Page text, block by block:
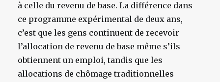
à celle du revenu de base. La différence dans
ce programme expérimental de deux ans,
c’est que les gens continuent de recevoir
l’allocation de revenu de base même s’ils
obtiennent un emploi, tandis que les
allocations de chômage traditionnelles